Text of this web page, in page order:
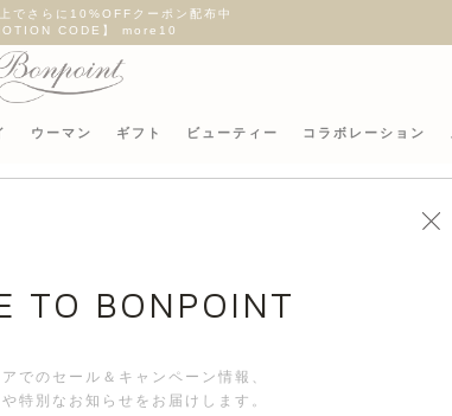
(税込)以上ご購入いただくとオリジナルチャームをプレゼント
ウーマン ギフト ビューティー コラボレーション
TO BONPOINT
でのセール＆キャンペーン情報、
特別なお知らせをお届けします。